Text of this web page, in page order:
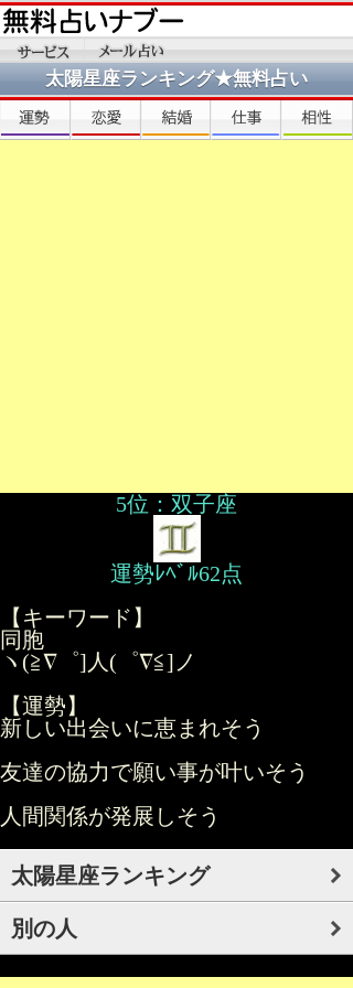
太陽星座ランキング★無料占い
5位：双子座
運勢ﾚﾍﾞﾙ62点
【キーワード】
同胞
ヽ(≧∇゜]人(゜∇≦]ノ
【運勢】
新しい出会いに恵まれそう
友達の協力で願い事が叶いそう
人間関係が発展しそう
太陽星座ランキング
別の人